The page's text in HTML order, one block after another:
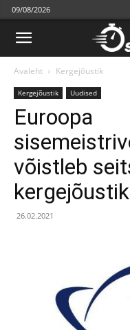
09/08/2026
Avaleht Kergejõustik
Kergejõustik Uudised
Euroopa
võistleb
26.02.2021